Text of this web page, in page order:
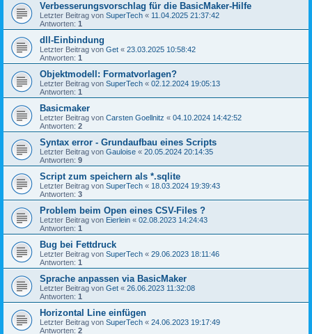
Verbesserungsvorschlag für die BasicMaker-Hilfe
Letzter Beitrag von SuperTech « 11.04.2025 21:37:42
Antworten: 1
dll-Einbindung
Letzter Beitrag von Get « 23.03.2025 10:58:42
Antworten: 1
Objektmodell: Formatvorlagen?
Letzter Beitrag von SuperTech « 02.12.2024 19:05:13
Antworten: 1
Basicmaker
Letzter Beitrag von Carsten Goellnitz « 04.10.2024 14:42:52
Antworten: 2
Syntax error - Grundaufbau eines Scripts
Letzter Beitrag von Gauloise « 20.05.2024 20:14:35
Antworten: 9
Script zum speichern als *.sqlite
Letzter Beitrag von SuperTech « 18.03.2024 19:39:43
Antworten: 3
Problem beim Open eines CSV-Files ?
Letzter Beitrag von Eierlein « 02.08.2023 14:24:43
Antworten: 1
Bug bei Fettdruck
Letzter Beitrag von SuperTech « 29.06.2023 18:11:46
Antworten: 1
Sprache anpassen via BasicMaker
Letzter Beitrag von Get « 26.06.2023 11:32:08
Antworten: 1
Horizontal Line einfügen
Letzter Beitrag von SuperTech « 24.06.2023 19:17:49
Antworten: 2